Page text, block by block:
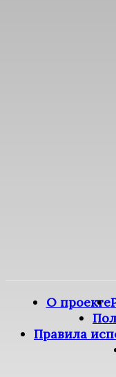
О проекте
Правила